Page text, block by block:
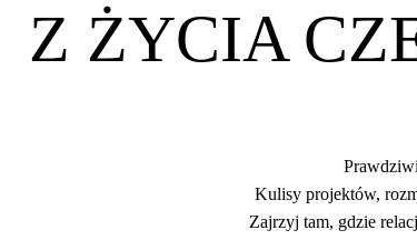
Z ŻYCIA
Kulisy projektów,
Zajrzyj tam, gdzie